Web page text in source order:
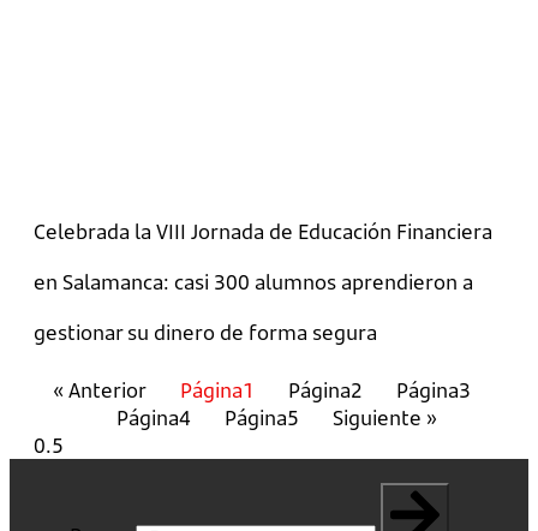
Celebrada la VIII Jornada de Educación Financiera
en Salamanca: casi 300 alumnos aprendieron a
gestionar su dinero de forma segura
« Anterior Página1 Página2 Página3
Página4 Página5 Siguiente »